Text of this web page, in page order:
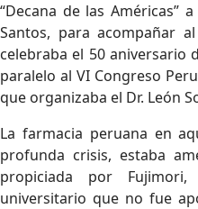
“Decana de las Américas”
Santos, para acompañar
celebraba el 50 aniversario
paralelo al VI Congreso
que organizaba el Dr. León
La farmacia peruana en
profunda crisis, estaba
propiciada por
universitario que no fue